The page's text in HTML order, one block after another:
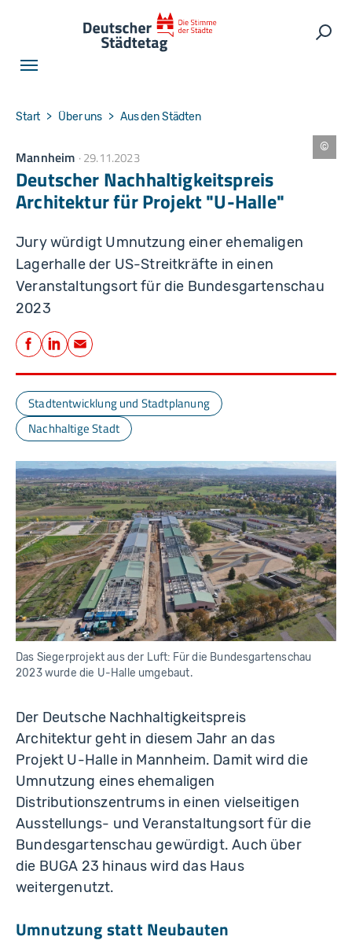
You are here:
Start Über uns Aus den Städten
Mannheim 29.11.2023
Deutscher Nachhaltigkeitspreis
Architektur für Projekt "U-Halle"
Jury würdigt Umnutzung einer ehemaligen
Lagerhalle der US-Streitkräfte in einen
Veranstaltungsort für die Bundesgartenschau
2023
Teilen
Facebook
LinkedIn
E-Mail
Stadtentwicklung und Stadtplanung
Nachhaltige Stadt
B
Das Siegerprojekt aus der Luft: Für die Bundesgartenschau
2023 wurde die U-Halle umgebaut.
Der Deutsche Nachhaltigkeitspreis
Architektur geht in diesem Jahr an das
Projekt U-Halle in Mannheim. Damit wird die
Umnutzung eines ehemaligen
Distributionszentrums in einen vielseitigen
Ausstellungs- und Veranstaltungsort für die
Bundesgartenschau gewürdigt. Auch über
die BUGA 23 hinaus wird das Haus
weitergenutzt.
Umnutzung statt Neubauten